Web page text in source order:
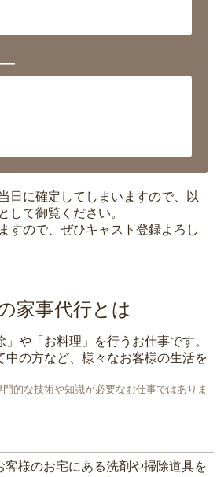
日に確定してしまいますので、以
して御覧ください。
すので、ぜひキャスト登録よろし
家事代行とは
」や「 お料理 」を行うお仕事です。
中の方など、様々なお客様の生活を
的な技術や知識が必要なお仕事ではありま
客様のお宅にある洗剤や掃除道具を